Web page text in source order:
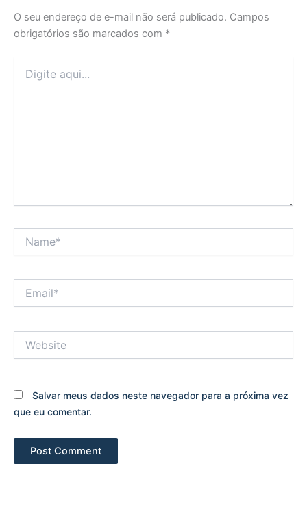
O seu endereço de e-mail não será publicado. Campos
obrigatórios são marcados com *
aqui...
Salvar meus dados neste navegador para a próxima vez
que eu comentar.